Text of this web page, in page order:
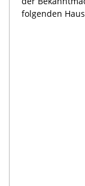
folgenden